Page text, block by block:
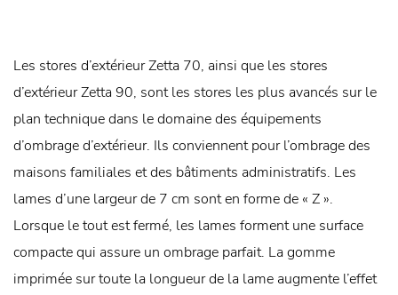
Les stores d’extérieur Zetta 70, ainsi que les stores
d’extérieur Zetta 90, sont les stores les plus avancés sur le
plan technique dans le domaine des équipements
d’ombrage d’extérieur. Ils conviennent pour l’ombrage des
maisons familiales et des bâtiments administratifs. Les
lames d’une largeur de 7 cm sont en forme de « Z ».
Lorsque le tout est fermé, les lames forment une surface
compacte qui assure un ombrage parfait. La gomme
imprimée sur toute la longueur de la lame augmente l’effet